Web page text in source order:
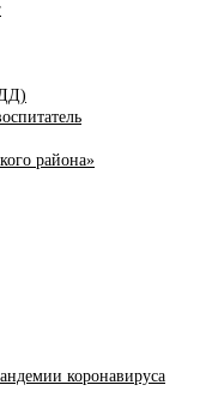
района»
коронавируса